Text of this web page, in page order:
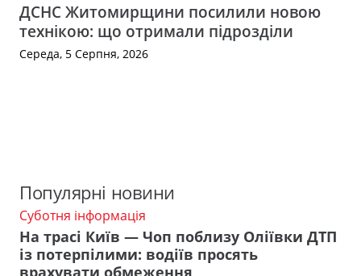
ДСНС Житомирщини посилили новою
технікою: що отримали підрозділи
Середа, 5 Серпня, 2026
Популярні новини
Суботня інформація
На трасі Київ — Чоп поблизу Оліївки ДТП
із потерпілими: водіїв просять